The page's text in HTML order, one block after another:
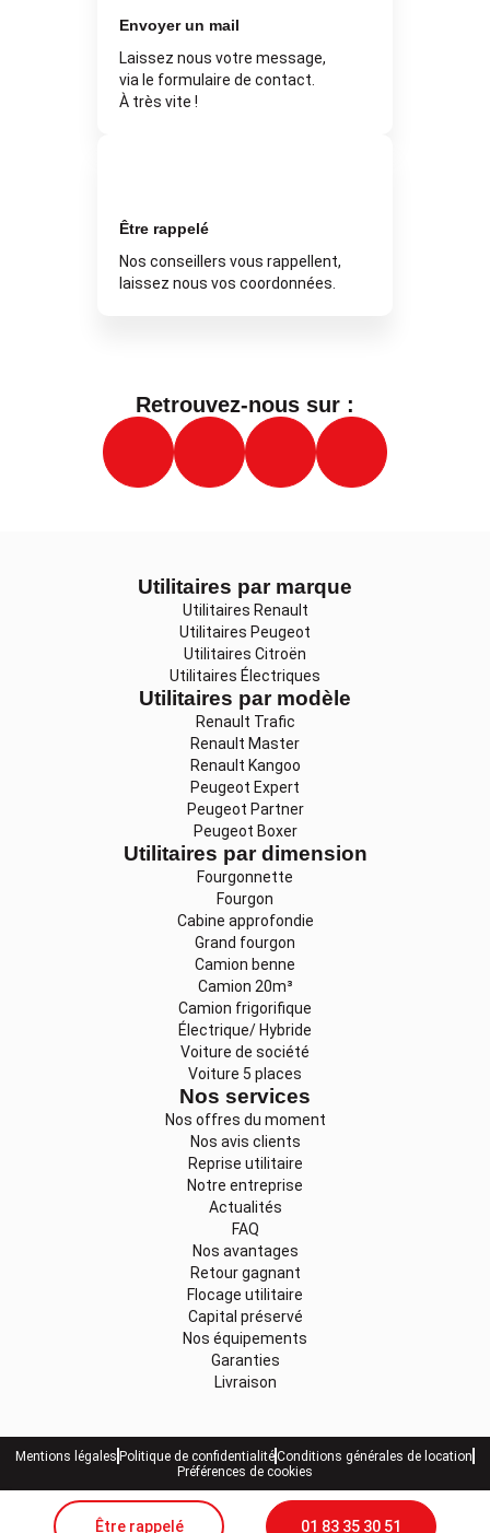
Envoyer un mail
Laissez nous votre message,
via le formulaire de contact.
À très vite !
Être rappelé
Nos conseillers vous rappellent,
laissez nous vos coordonnées.
Retrouvez-nous sur :
Utilitaires par marque
Utilitaires Renault
Utilitaires Peugeot
Utilitaires Citroën
Utilitaires Électriques
Utilitaires par modèle
Renault Trafic
Renault Master
Renault Kangoo
Peugeot Expert
Peugeot Partner
Peugeot Boxer
Utilitaires par dimension
Fourgonnette
Fourgon
Cabine approfondie
Grand fourgon
Camion benne
Camion 20m³
Camion frigorifique
Électrique/ Hybride
Voiture de société
Voiture 5 places
Nos services
Nos offres du moment
Nos avis clients
Reprise utilitaire
Notre entreprise
Actualités
FAQ
Nos avantages
Retour gagnant
Flocage utilitaire
Capital préservé
Nos équipements
Garanties
Livraison
Mentions légales Politique de confidentialitéConditions générales de location
Préférences de cookies
Être rappelé 01 83 35 30 51